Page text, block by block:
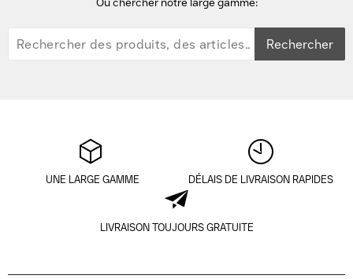
Ou chercher notre large gamme:
Rechercher
UNE LARGE GAMME DÉLAIS DE LIVRAISON RAPIDES
LIVRAISON TOUJOURS GRATUITE